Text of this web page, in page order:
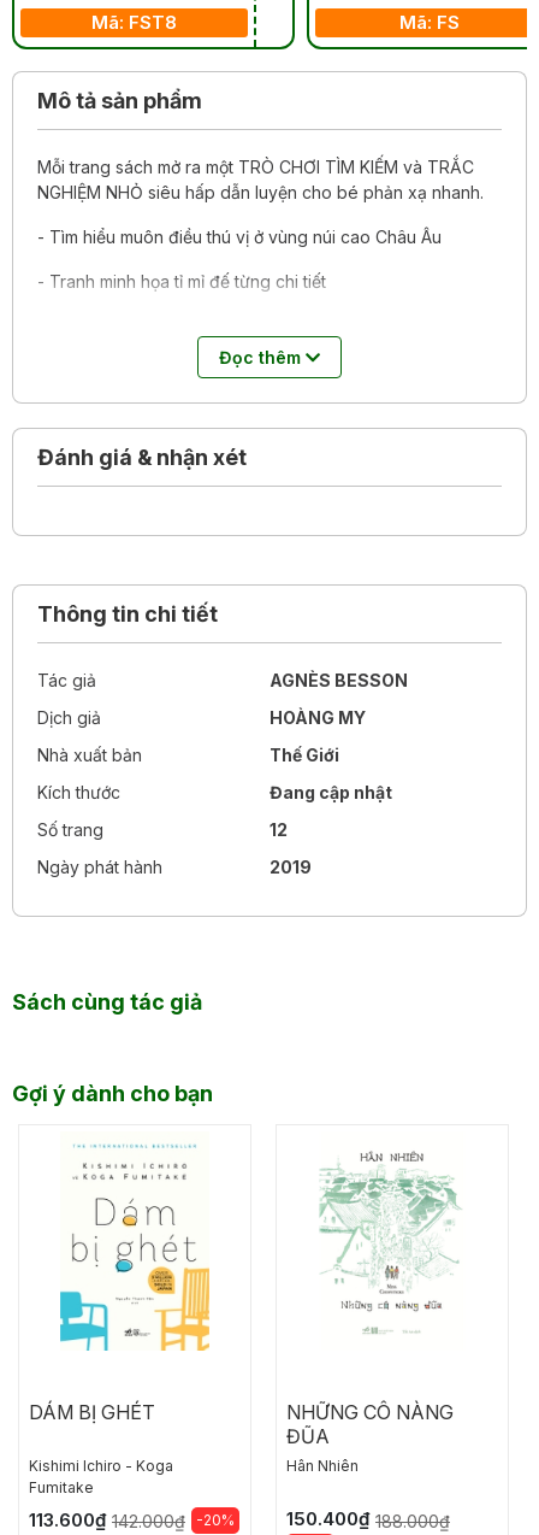
Mã: FST8 Mã: FS
Mô tả sản phẩm
Mỗi trang sách mở ra một TRÒ CHƠI TÌM KIẾM và TRẮC
NGHIỆM NHỎ siêu hấp dẫn luyện cho bé phản xạ nhanh.
- Tìm hiểu muôn điều thú vị ở vùng núi cao Châu Âu
- Tranh minh họa tỉ mỉ đế từng chi tiết
Đọc thêm
Đánh giá & nhận xét
Thông tin chi tiết
Tác giả
AGNÈS BESSON
Dịch giả
HOÀNG MY
Nhà xuất bản
Thế Giới
Kích thước
Đang cập nhật
Số trang
12
Ngày phát hành
2019
Sách cùng tác giả
Gợi ý dành cho bạn
DÁM BỊ GHÉT
Kishimi lchiro - Koga
Fumitake
113.600₫ 142.000₫ -20%
NHỮNG CÔ NÀNG
ĐŨA
Hân Nhiên
150.400₫ 188.000₫